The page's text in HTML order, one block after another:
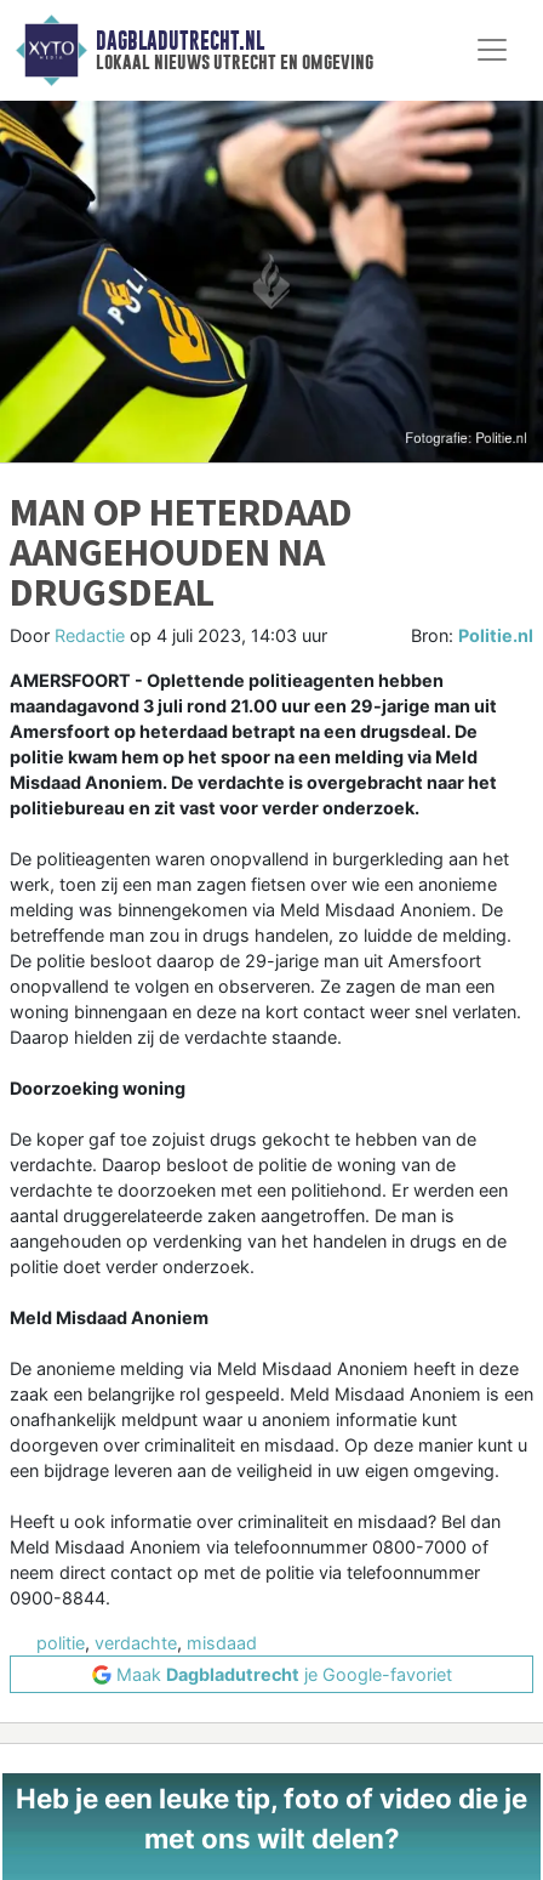
DAGBLADUTRECHT.NL
lokaal nieuws utrecht en omgeving
MAN OP HETERDAAD
AANGEHOUDEN NA
DRUGSDEAL
Door Redactie op 4 juli 2023, 14:03 uur Bron: Politie.nl
AMERSFOORT - Oplettende politieagenten hebben
maandagavond 3 juli rond 21.00 uur een 29-jarige man uit
Amersfoort op heterdaad betrapt na een drugsdeal. De
politie kwam hem op het spoor na een melding via Meld
Misdaad Anoniem. De verdachte is overgebracht naar het
politiebureau en zit vast voor verder onderzoek.
De politieagenten waren onopvallend in burgerkleding aan het
werk, toen zij een man zagen fietsen over wie een anonieme
melding was binnengekomen via Meld Misdaad Anoniem. De
betreffende man zou in drugs handelen, zo luidde de melding.
De politie besloot daarop de 29-jarige man uit Amersfoort
onopvallend te volgen en observeren. Ze zagen de man een
woning binnengaan en deze na kort contact weer snel verlaten.
Daarop hielden zij de verdachte staande.
Doorzoeking woning
De koper gaf toe zojuist drugs gekocht te hebben van de
verdachte. Daarop besloot de politie de woning van de
verdachte te doorzoeken met een politiehond. Er werden een
aantal druggerelateerde zaken aangetroffen. De man is
aangehouden op verdenking van het handelen in drugs en de
politie doet verder onderzoek.
Meld Misdaad Anoniem
De anonieme melding via Meld Misdaad Anoniem heeft in deze
zaak een belangrijke rol gespeeld. Meld Misdaad Anoniem is een
onafhankelijk meldpunt waar u anoniem informatie kunt
doorgeven over criminaliteit en misdaad. Op deze manier kunt u
een bijdrage leveren aan de veiligheid in uw eigen omgeving.
Heeft u ook informatie over criminaliteit en misdaad? Bel dan
Meld Misdaad Anoniem via telefoonnummer 0800-7000 of
neem direct contact op met de politie via telefoonnummer
0900-8844.
politie, verdachte, misdaad
Maak Dagbladutrecht je Google-favoriet
Heb je een leuke tip, foto of video die je
met ons wilt delen?